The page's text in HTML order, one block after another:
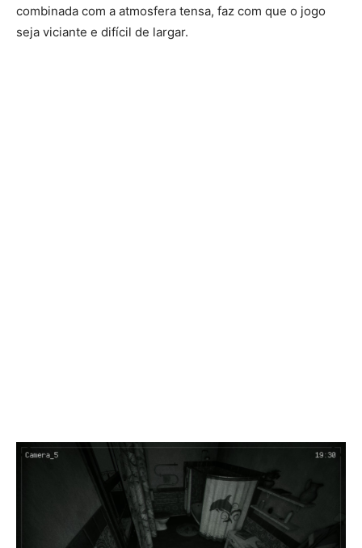
combinada com a atmosfera tensa, faz com que o jogo
seja viciante e difícil de largar.